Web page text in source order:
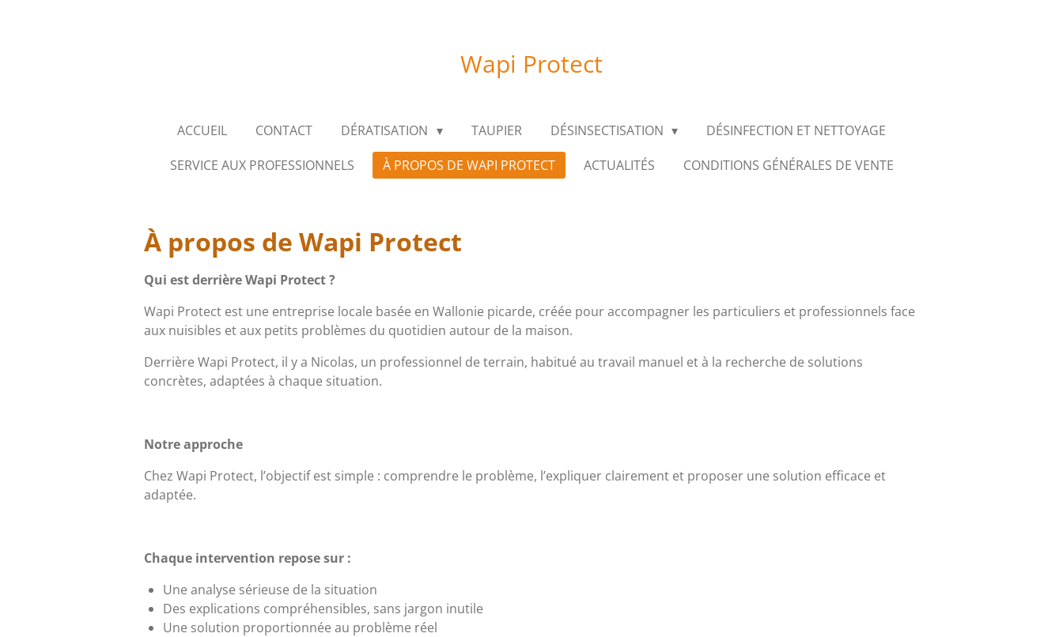
Wapi Protect
ACCUEIL CONTACT DÉRATISATION TAUPIER DÉSINSECTISATION
DÉSINFECTION ET NETTOYAGE
SERVICE AUX PROFESSIONNELS
À PROPOS DE WAPI PROTECT ACTUALITÉS CONDITIONS GÉNÉRALES DE VENTE
À propos de Wapi Protect
Qui est derrière Wapi Protect ?
Wapi Protect est une entreprise locale basée en Wallonie picarde, créée pour accompagner les particuliers et professionnels face
aux nuisibles et aux petits problèmes du quotidien autour de la maison.
Derrière Wapi Protect, il y a Nicolas, un professionnel de terrain, habitué au travail manuel et à la recherche de solutions
concrètes, adaptées à chaque situation.
Notre approche
Chez Wapi Protect, l’objectif est simple : comprendre le problème, l’expliquer clairement et proposer une solution efficace et
adaptée.
Chaque intervention repose sur :
Une analyse sérieuse de la situation
Des explications compréhensibles, sans jargon inutile
Une solution proportionnée au problème réel